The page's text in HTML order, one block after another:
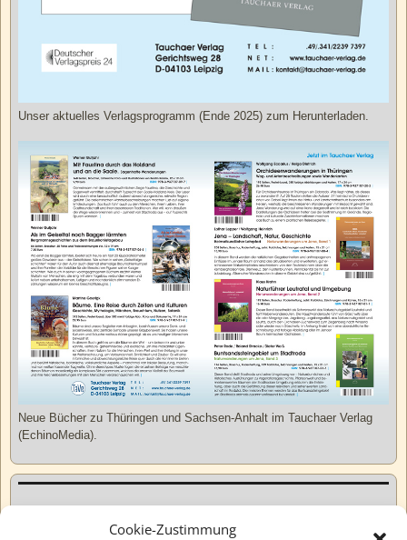
Cookie-Zustimmung
Unser aktuelles Verlagsprogramm (Ende 2025) zum Herunterladen.
Neue Bücher zu Thüringen und Sachsen-Anhalt im Tauchaer Verlag
(EchinoMedia).